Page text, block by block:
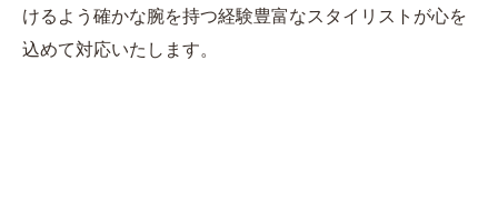
けるよう確かな腕を持つ経験豊富なスタイリストが心を
込めて対応いたします。